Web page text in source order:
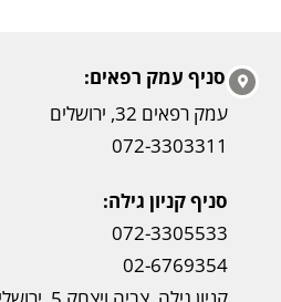
סניף עמק רפאים:
עמק רפאים 32, ירושלים
072-3303311
סניף קניון גילה:
072-3305533
02-6769354